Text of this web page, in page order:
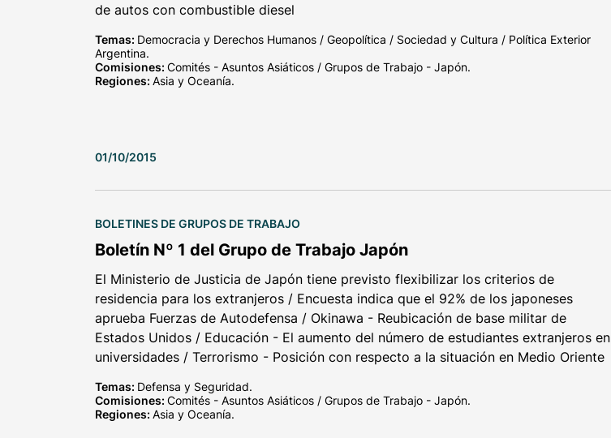
de autos con combustible diesel
Temas: Democracia y Derechos Humanos / Geopolítica / Sociedad y Cultura / Política Exterior
Argentina.
Comisiones: Comités - Asuntos Asiáticos / Grupos de Trabajo - Japón.
Regiones: Asia y Oceanía.
01/10/2015
BOLETINES DE GRUPOS DE TRABAJO
Boletín Nº 1 del Grupo de Trabajo Japón
El Ministerio de Justicia de Japón tiene previsto flexibilizar los criterios de
residencia para los extranjeros / Encuesta indica que el 92% de los japoneses
aprueba Fuerzas de Autodefensa / Okinawa - Reubicación de base militar de
Estados Unidos / Educación - El aumento del número de estudiantes extranjeros en
universidades / Terrorismo - Posición con respecto a la situación en Medio Oriente
Temas: Defensa y Seguridad.
Comisiones: Comités - Asuntos Asiáticos / Grupos de Trabajo - Japón.
Regiones: Asia y Oceanía.